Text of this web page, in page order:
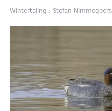
Wintertaling : Stefan Nimmegeers